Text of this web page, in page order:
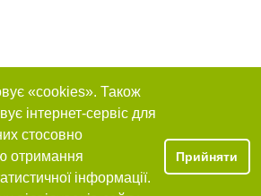
«cookies». Також
інтернет-сервіс для
стосовно
отримання
інформації.
Прийняти